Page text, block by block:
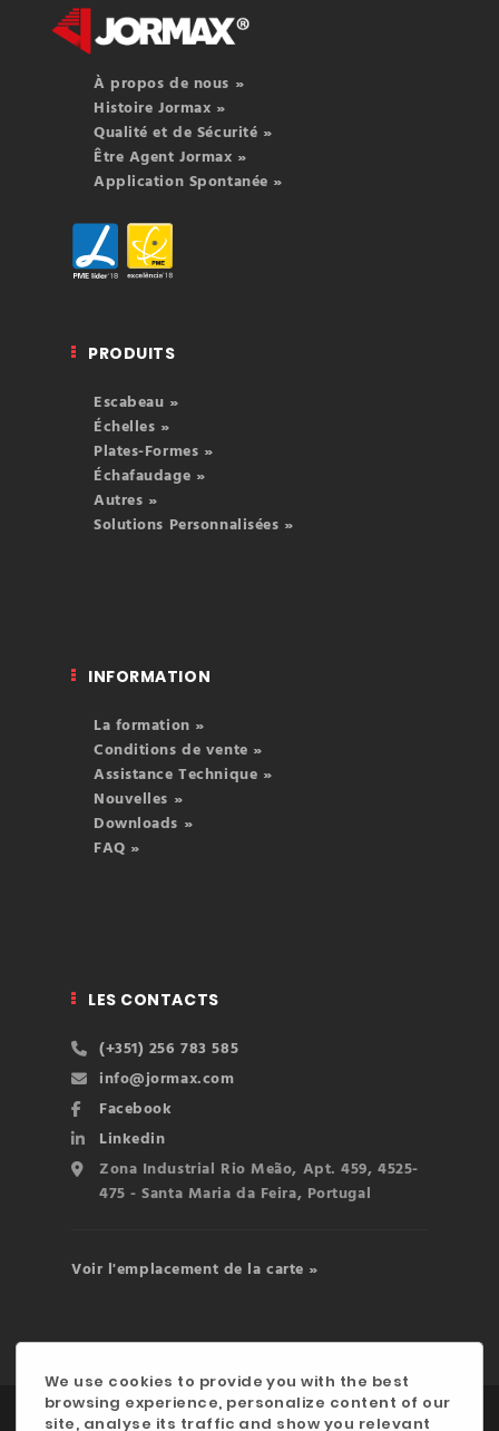
À propos de nous »
Histoire Jormax »
Qualité et de Sécurité »
Être Agent Jormax »
Application Spontanée »
PRODUITS
Escabeau »
Échelles »
Plates-Formes »
Échafaudage »
Autres »
Solutions Personnalisées »
INFORMATION
La formation »
Conditions de vente »
Assistance Technique »
Nouvelles »
Downloads »
FAQ »
LES CONTACTS
(+351) 256 783 585
info@jormax.com
Facebook
Linkedin
Zona Industrial Rio Meão, Apt. 459, 4525-
475 - Santa Maria da Feira, Portugal
Voir l'emplacement de la carte »
©2020 JORMAX INDÚSTRIA, LDA. | Développé par
We use cookies to provide you with the best
browsing experience, personalize content of our
site, analyse its traffic and show you relevant